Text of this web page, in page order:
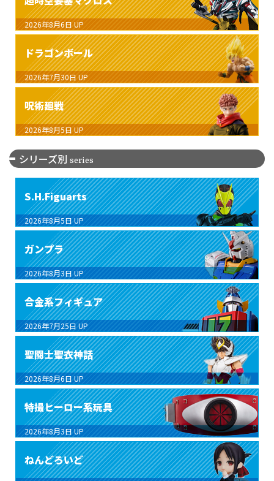
2026年8月6日 UP
ドラゴンボール
2026年7月30日 UP
呪術廻戦
2026年8月5日 UP
シリーズ別 series
S.H.Figuarts
2026年8月5日 UP
ガンプラ
2026年8月3日 UP
合金系フィギュア
2026年7月25日 UP
聖闘士聖衣神話
2026年8月6日 UP
特撮ヒーロー系玩具
2026年8月3日 UP
ねんどろいど